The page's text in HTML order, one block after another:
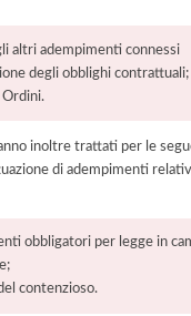
altri adempimenti connessi
degli obblighi contrattuali;
Ordini.
inoltre trattati per le
di adempimenti
obbligatori per legge in
contenzioso.